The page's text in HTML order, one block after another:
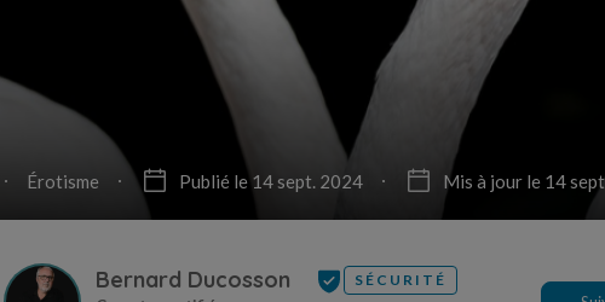
Érotisme Publié le 14 sept. 2024 Mis à jour le 14
Bernard Ducosson SÉCURITÉ